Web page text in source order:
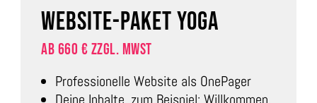
WEBSITE-PAKET YOGA
AB 660 € ZZGL. MWST
Professionelle Website als OnePager
Deine Inhalte, zum Beispiel: Willkommen,